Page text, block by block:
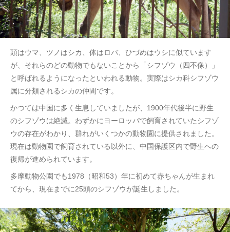
頭はウマ、ツノはシカ、体はロバ、ひづめはウシに似ています
が、それらのどの動物でもないことから「シフゾウ（四不像）」
と呼ばれるようになったといわれる動物。実際はシカ科シフゾウ
属に分類されるシカの仲間です。
かつては中国に多く生息していましたが、1900年代後半に野生
のシフゾウは絶滅。わずかにヨーロッパで飼育されていたシフゾ
ウの存在がわかり、群れがいくつかの動物園に提供されました。
現在は動物園で飼育されている以外に、中国保護区内で野生への
復帰が進められています。
多摩動物公園でも1978（昭和53）年に初めて赤ちゃんが生まれ
てから、現在までに25頭のシフゾウが誕生しました。